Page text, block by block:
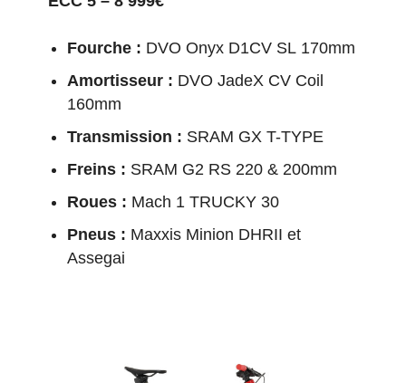
Fourche : DVO Onyx D1CV SL 170mm
Amortisseur : DVO JadeX CV Coil
160mm
Transmission : SRAM GX T-TYPE
Freins : SRAM G2 RS 220 & 200mm
Roues : Mach 1 TRUCKY 30
Pneus : Maxxis Minion DHRII et
Assegai